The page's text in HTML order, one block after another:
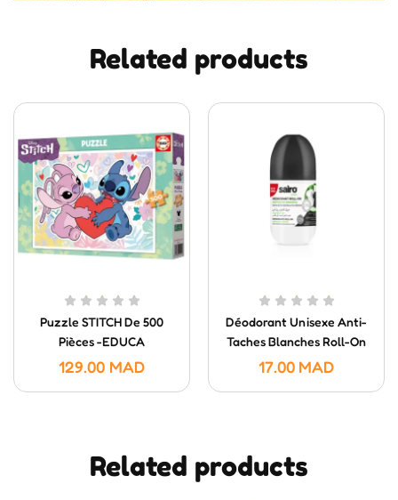
Related products
Puzzle STITCH De 500
Pièces -EDUCA
129.00 MAD
Déodorant Unisexe Anti-
Taches Blanches Roll-On
SAIRO – 50ml
17.00 MAD
Related products